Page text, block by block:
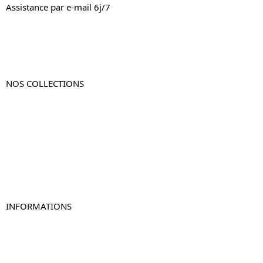
Assistance par e-mail 6j/7
NOS COLLECTIONS
INFORMATIONS